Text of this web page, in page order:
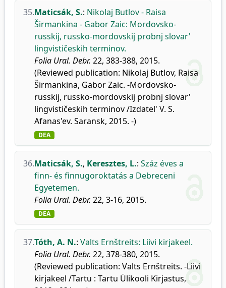
35.Maticsák, S.: Nikolaj Butlov - Raisa
Širmankina - Gabor Zaic: Mordovsko-
russkij, russko-mordovskij probnj slovar'
lingvističeskih terminov.
Folia Ural. Debr. 22, 383-388, 2015.
(Reviewed publication: Nikolaj Butlov, Raisa
Širmankina, Gabor Zaic. -Mordovsko-
russkij, russko-mordovskij probnj slovar'
lingvističeskih terminov /Izdatel' V. S.
Afanas'ev. Saransk, 2015. -)
DEA
36.Maticsák, S., Keresztes, L.: Száz éves a
finn- és finnugoroktatás a Debreceni
Egyetemen.
Folia Ural. Debr. 22, 3-16, 2015.
DEA
37.Tóth, A. N.: Valts Ernštreits: Liivi kirjakeel.
Folia Ural. Debr. 22, 378-380, 2015.
(Reviewed publication: Valts Ernštreits. -Liivi
kirjakeel /Tartu : Tartu Ülikooli Kirjastus,